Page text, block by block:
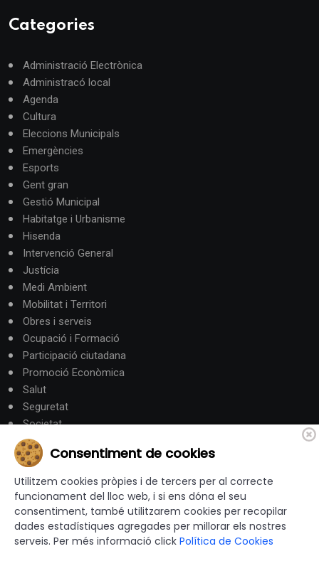
Categories
Administració Electrònica
Administracó local
Agenda
Cultura
Eleccions Municipals
Emergències
Esports
Gent gran
Gestió Municipal
Habitatge i Urbanisme
Hisenda
Intervenció General
Justícia
Medi Ambient
Mobilitat i Territori
Obres i serveis
Ocupació i Formació
Participació ciutadana
Promoció Econòmica
Salut
Seguretat
Societat
Turisme
Altres Canals
canalandorra.ad
Consentiment de cookies
Utilitzem cookies pròpies i de tercers per al correcte
funcionament del lloc web, i si ens dóna el seu
consentiment, també utilitzarem cookies per recopilar
dades estadístiques agregades per millorar els nostres
serveis. Per més informació click Política de Cookies